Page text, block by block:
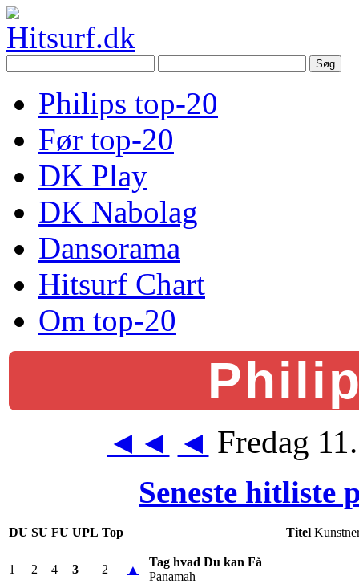
Philips top-20
Før top-20
DK Play
DK Nabolag
Dansorama
Hitsurf Chart
Om top-20
◄◄ ◄ Fredag
Seneste hitliste
DU SU FU UPL Top Titel
1 2 4 3 2 ▲
Tag hvad Du kan Få
Panamah